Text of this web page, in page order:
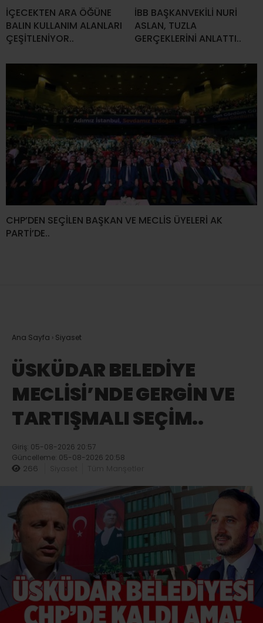
İÇECEKTEN ARA ÖĞÜNE
BALIN KULLANIM ALANLARI
ÇEŞİTLENİYOR..
İBB BAŞKANVEKİLİ NURİ
ASLAN, TUZLA
GERÇEKLERİNİ ANLATTI..
CHP’DEN SEÇİLEN BAŞKAN VE MECLİS ÜYELERİ AK
PARTİ’DE..
Ana Sayfa › Siyaset
ÜSKÜDAR BELEDİYE
MECLİSİ’NDE GERGİN VE
TARTIŞMALI SEÇİM..
Giriş: 05-08-2026 20:57
Güncelleme: 05-08-2026 20:58
266 Siyaset Tüm Manşetler